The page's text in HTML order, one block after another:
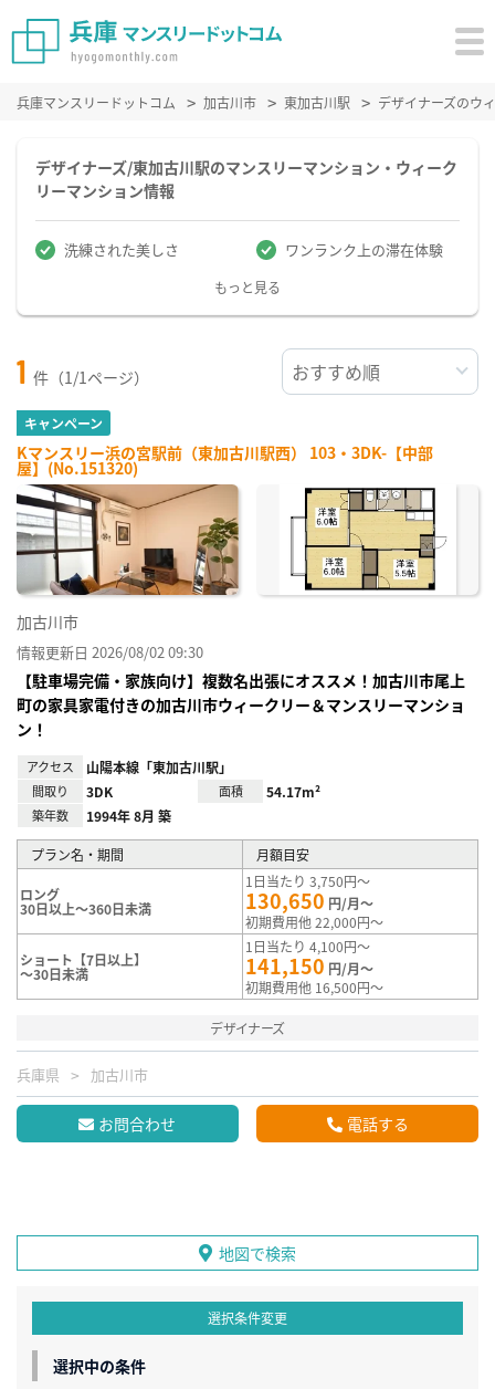
兵庫マンスリードットコム 加古川市 東加古川駅 デザイナーズのウ
デザイナーズ/東加古川駅のマンスリーマンション・ウィーク
リーマンション情報
洗練された美しさ ワンランク上の滞在体験
もっと見る
1 件（1/1ページ）
キャンペーン
Kマンスリー浜の宮駅前（東加古川駅西） 103・3DK-【中部
屋】(No.151320)
加古川市
情報更新日 2026/08/02 09:30
【駐車場完備・家族向け】複数名出張にオススメ！加古川市尾上
町の家具家電付きの加古川市ウィークリー＆マンスリーマンショ
ン！
アクセス 山陽本線「東加古川駅」
間取り 3DK 面積 54.17m²
築年数 1994年 8月 築
プラン名・期間 月額目安
ロング
30日以上～360日未満
1日当たり 3,750円～
130,650 円/月～
初期費用他 22,000円～
ショート【7日以上】
～30日未満
1日当たり 4,100円～
141,150 円/月～
初期費用他 16,500円～
デザイナーズ
兵庫県 加古川市
お問合わせ 電話する
地図で検索
選択条件変更
選択中の条件